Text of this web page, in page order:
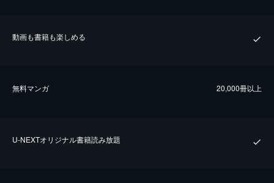
動画も書籍も楽しめる
無料マンガ 20,000冊以上
U-NEXTオリジナル書籍読み放題